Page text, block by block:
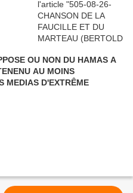
OU NON DU HAMAS A
AU MOINS